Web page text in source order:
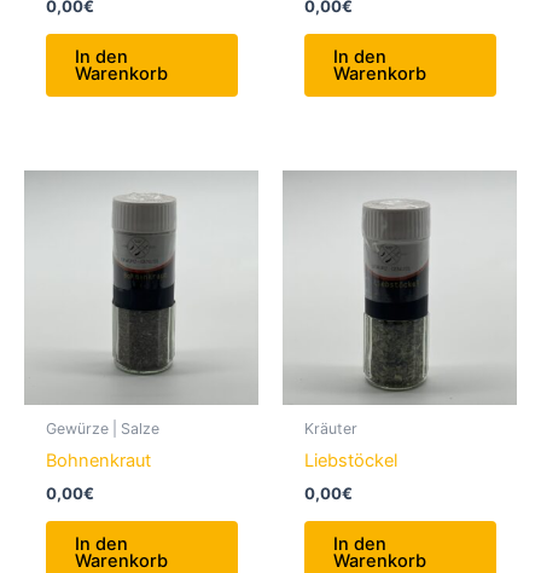
0,00€
In den
Warenkorb
0,00€
In den
Warenkorb
Gewürze | Salze
Bohnenkraut
0,00€
In den
Warenkorb
Kräuter
Liebstöckel
0,00€
In den
Warenkorb